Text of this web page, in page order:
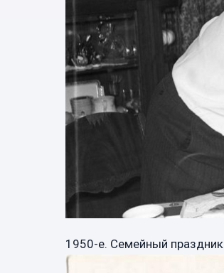
1950-е. Семейный праздник